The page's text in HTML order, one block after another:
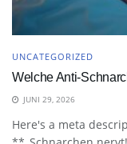
UNCATEGORIZED
Welche Anti-
JUNI 29, 2026
Here's a meta